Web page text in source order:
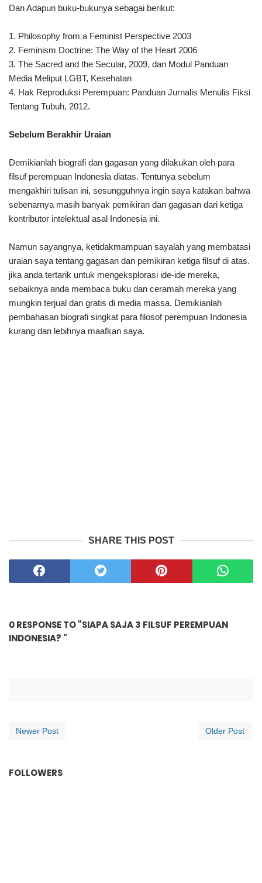
Dan Adapun buku-bukunya sebagai berikut:
1. Philosophy from a Feminist Perspective 2003
2. Feminism Doctrine: The Way of the Heart 2006
3. The Sacred and the Secular, 2009, dan Modul Panduan
Media Meliput LGBT, Kesehatan
4. Hak Reproduksi Perempuan: Panduan Jurnalis Menulis Fiksi
Tentang Tubuh, 2012.
Sebelum Berakhir Uraian
Demikianlah biografi dan gagasan yang dilakukan oleh para
filsuf perempuan Indonesia diatas. Tentunya sebelum
mengakhiri tulisan ini, sesungguhnya ingin saya katakan bahwa
sebenarnya masih banyak pemikiran dan gagasan dari ketiga
kontributor intelektual asal Indonesia ini.
Namun sayangnya, ketidakmampuan sayalah yang membatasi
uraian saya tentang gagasan dan pemikiran ketiga filsuf di atas.
jika anda tertarik untuk mengeksplorasi ide-ide mereka,
sebaiknya anda membaca buku dan ceramah mereka yang
mungkin terjual dan gratis di media massa. Demikianlah
pembahasan biografi singkat para filosof perempuan Indonesia
kurang dan lebihnya maafkan saya.
SHARE THIS POST
0 RESPONSE TO "SIAPA SAJA 3 FILSUF PEREMPUAN
INDONESIA? "
Newer Post Older Post
FOLLOWERS